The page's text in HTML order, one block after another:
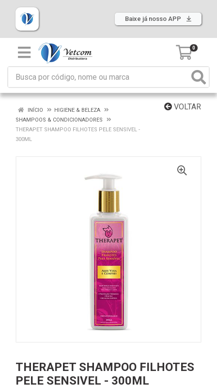
Baixe já nosso APP
0
VOLTAR
INÍCIO
HIGIENE & BELEZA
SHAMPOOS & CONDICIONADORES
THERAPET SHAMPOO FILHOTES PELE SENSIVEL -
300ML
THERAPET SHAMPOO FILHOTES
PELE SENSIVEL - 300ML